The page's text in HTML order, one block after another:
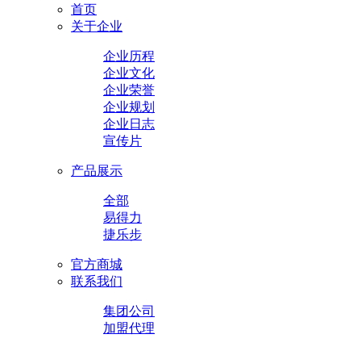
首页
关于企业
企业历程
企业文化
企业荣誉
企业规划
企业日志
宣传片
产品展示
全部
易得力
捷乐步
官方商城
联系我们
集团公司
加盟代理